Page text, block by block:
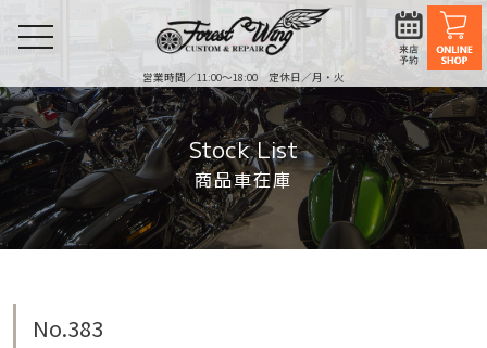
営業時間／11:00〜18:00 定休日／月・火
toggle
navigation
Stock List
商品車在庫
No.383